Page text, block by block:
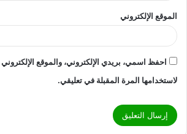
الموقع الإلكتروني
احفظ اسمي، بريدي الإلكتروني، والموقع
لاستخدامها المرة المقبلة في تعليقي.